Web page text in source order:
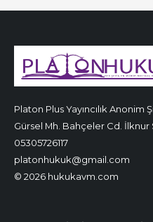
Platon Plus Yayıncılık Anonim
Gürsel Mh. Bahçeler Cd. İlknur
05305726117
platonhukuk@gmail.com
© 2026 hukukavm.com